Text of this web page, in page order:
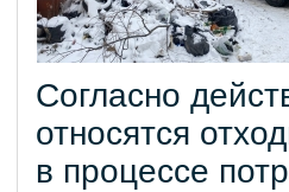
Согласно
относятся
в процессе